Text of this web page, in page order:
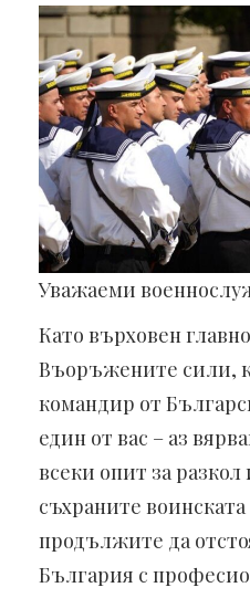
Уважаеми
Като върховен
Въоръжените сили,
командир от
един от вас – аз
всеки опит за
съхраните
продължите да
България с